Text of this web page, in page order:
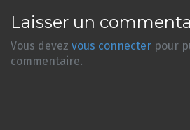
Laisser un
Vous devez vous connecter pour
commentaire.